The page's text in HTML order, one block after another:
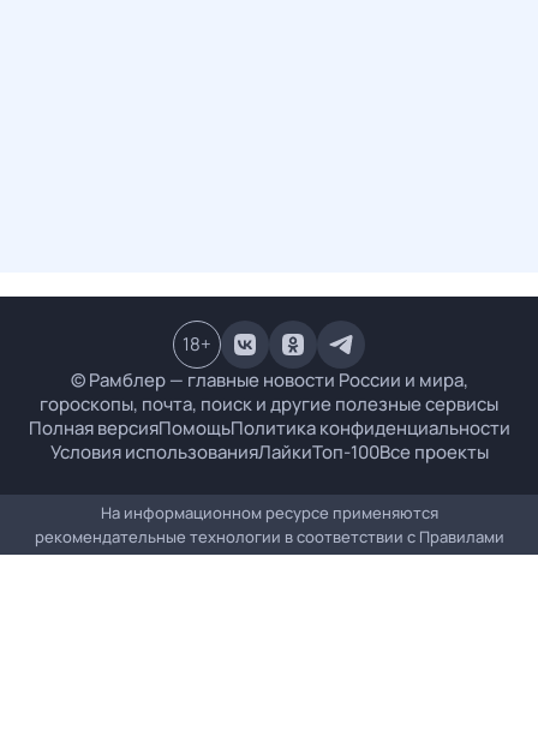
© Рамблер — главные новости России и мира,
гороскопы, почта, поиск и другие полезные сервисы
Полная версияПомощьПолитика конфиденциальности
Условия использованияЛайкиТоп-100Все проекты
18+
На информационном ресурсе применяются
рекомендательные технологии в соответствии с Правилами